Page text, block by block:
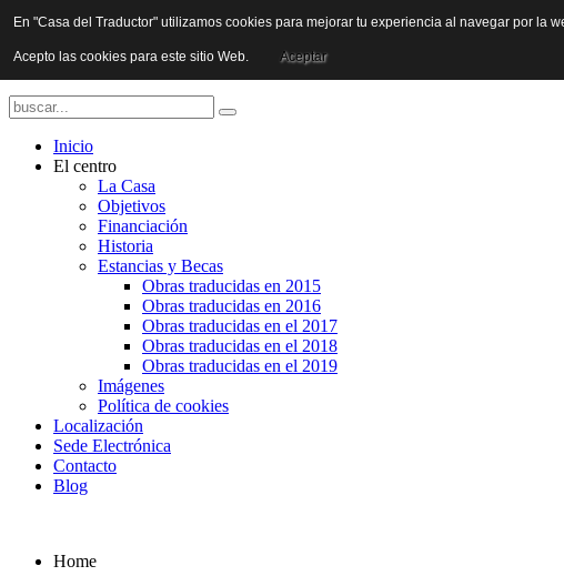
Inicio
El centro
La Casa
Objetivos
Financiación
Historia
Estancias y Becas
Obras traducidas en 2015
Obras traducidas en 2016
Obras traducidas en el 2017
Obras traducidas en el 2018
Obras traducidas en el 2019
Imágenes
Política de cookies
Localización
Sede Electrónica
Contacto
Blog
Home
En "Casa del Traductor" utilizamos cookies para mejorar tu experiencia al navegar por la
Acepto las cookies para este sitio Web. Aceptar